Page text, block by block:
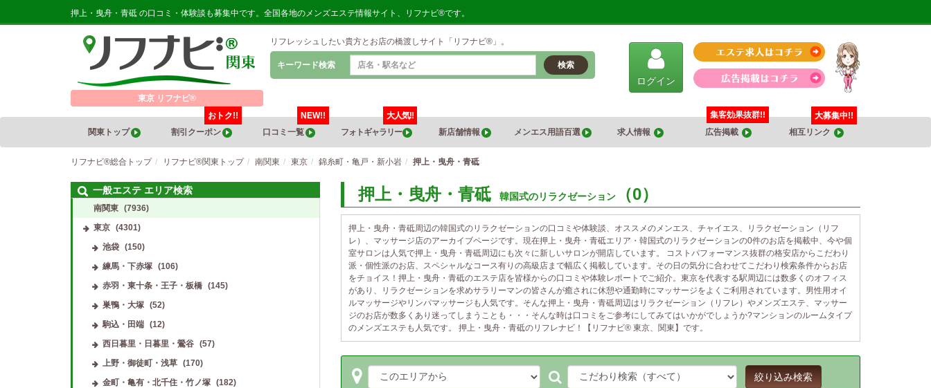
押上・曳舟・青砥 の口コミ・体験談も募集中です。全国各地のメンズエステ情報サイト、リフナビ®です。
東京 リフナビ®
リフレッシュしたい貴方とお店の橋渡しサイト「リフナビ®」。
キーワード検索 検索
ログイン
関東トップ 割引クーポン
おトク!!
口コミ一覧
NEW!!
フォトギャラリー
大人気!!
新店舗情報
メンエス用語百選 求人情報 広告掲載
集客効果抜群!!
相互リンク
大募集中!!
リフナビ®総合トップ リフナビ®関東トップ 南関東 東京 錦糸町・亀戸・新小岩 押上・曳舟・青砥
押上・曳舟・青砥 韓国式のリラクゼーション （0）
押上・曳舟・青砥周辺の韓国式のリラクゼーションの口コミや体験談、オススメのメンエス、チャイエス、リラクゼーション（リフ
レ）、マッサージ店のアーカイブページです。現在押上・曳舟・青砥エリア・韓国式のリラクゼーションの0件のお店を掲載中、今や個
室サロンは人気で押上・曳舟・青砥周辺にも次々に新しいサロンが開店しています。 コストパフォーマンス抜群の格安店からこだわり
派・個性派のお店、スペシャルなコース有りの高級店まで幅広く掲載しています。その日の気分に合わせてこだわり検索条件からお店
をチョイス！押上・曳舟・青砥のエステ店を皆様からの口コミや体験レポートでご紹介。東京を代表する駅周辺には数多くのオフィス
があり、リラクゼーションを求めサラリーマンの皆さんが癒されに休憩や通勤時にマッサージをよくご利用されています。男性用オイ
ルマッサージやリンパマッサージも人気です。そんな押上・曳舟・青砥周辺はリラクゼーション（リフレ）やメンズエステ、マッサー
ジのお店が数多くあり迷ってしまうことも・・・そんな時は口コミをご参考にしてみてはいかがでしょうか?マンションのルームタイプ
のメンズエステも人気です。 押上・曳舟・青砥のリフレナビ！【リフナビ® 東京、関東】です。
絞り込み検索
一般エステ エリア検索
南関東 (7936)
東京 (4301)
池袋
(150)
練馬・下赤塚
(106)
赤羽・東十条・王子・板橋
(145)
巣鴨・大塚
(52)
駒込・田端
(12)
西日暮里・日暮里・鶯谷
(57)
上野・御徒町・浅草
(170)
金町・亀有・北千住・竹ノ塚
(182)